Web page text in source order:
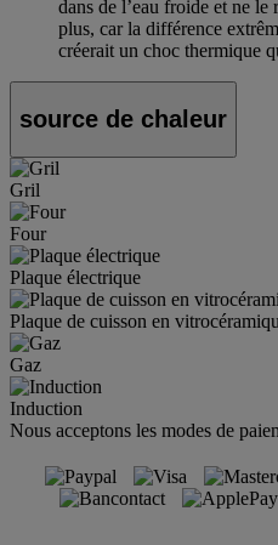
dans de l’eau froide et ne le
plus, car la différence
créerait un choc thermique
source de chaleur
Gril
Four
Plaque électrique
Plaque de cuisson en
Gaz
Induction
Nous acceptons les modes de